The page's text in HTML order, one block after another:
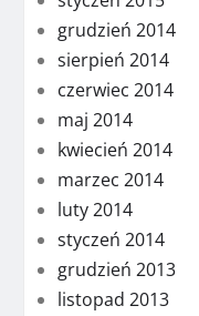
grudzień 2014
sierpień 2014
czerwiec 2014
maj 2014
kwiecień 2014
marzec 2014
luty 2014
styczeń 2014
grudzień 2013
listopad 2013